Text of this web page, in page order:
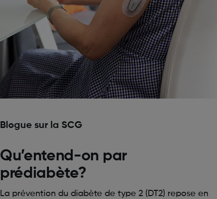
Blogue sur la SCG
Qu’entend-on par
prédiabète?
La prévention du diabète de type 2 (DT2) repose en